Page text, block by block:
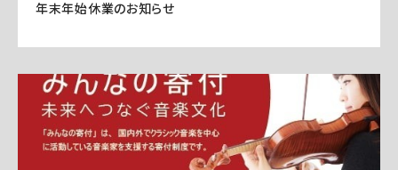
年末年始休業のお知らせ